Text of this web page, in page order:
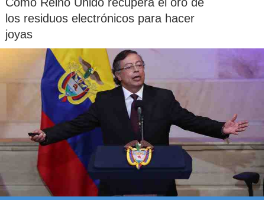
los residuos electrónicos para hacer
joyas